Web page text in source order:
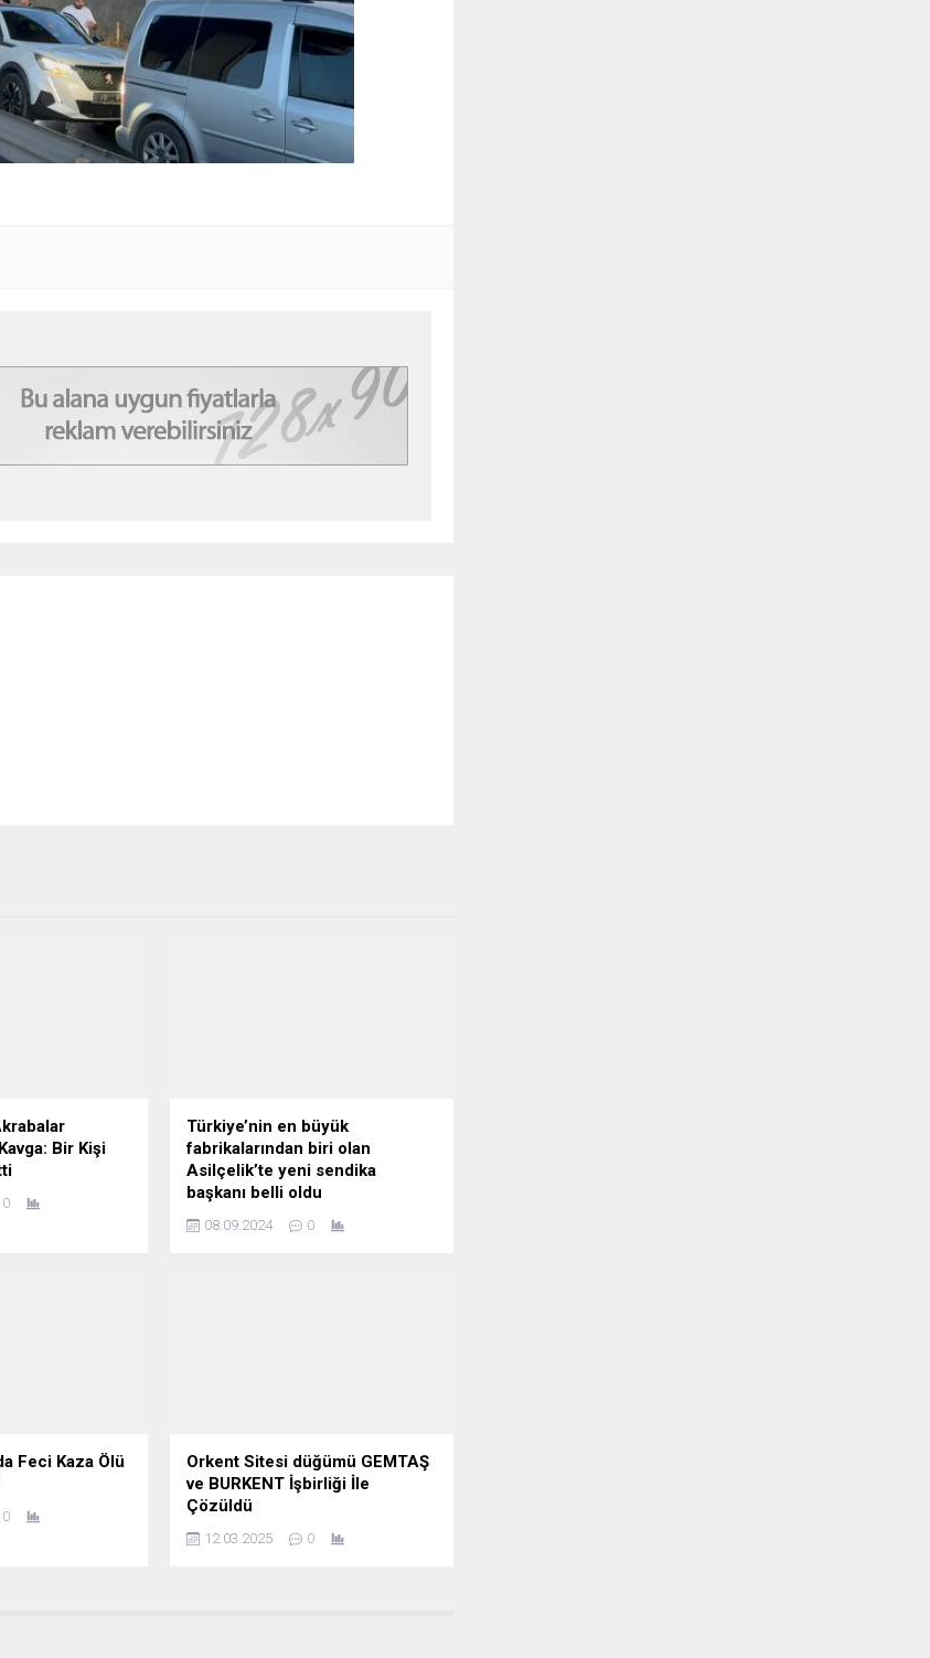
Bir Kişi
0
Türkiye’nin en büyük
fabrikalarından biri olan
Asilçelik’te yeni sendika
başkanı belli oldu
08.09.2024 0
Feci Kaza Ölü
0
Orkent Sitesi düğümü GEMTAŞ
ve BURKENT İşbirliği İle
Çözüldü
12.03.2025 0